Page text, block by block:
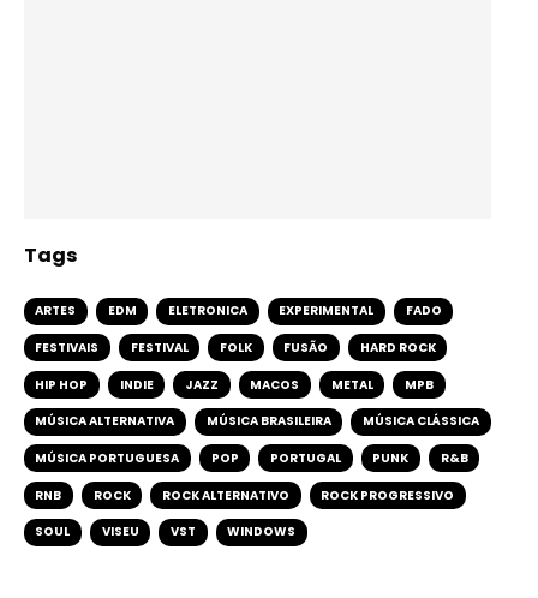
Tags
ARTES EDM ELETRONICA EXPERIMENTAL FADO
FESTIVAIS FESTIVAL FOLK FUSÃO HARD ROCK
HIP HOP INDIE JAZZ MACOS METAL MPB
MÚSICA ALTERNATIVA MÚSICA BRASILEIRA MÚSICA CLÁSSICA
MÚSICA PORTUGUESA POP PORTUGAL PUNK R&B
RNB ROCK ROCK ALTERNATIVO ROCK PROGRESSIVO
SOUL VISEU VST WINDOWS